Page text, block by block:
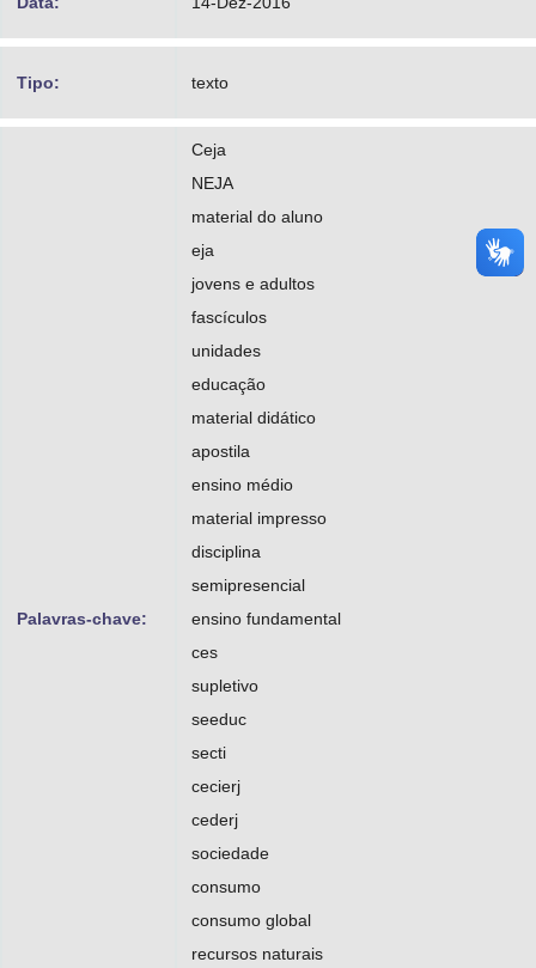
Tipo: texto
Palavras-chave:
Ceja
NEJA
material do aluno
eja
jovens e adultos
fascículos
unidades
educação
material didático
apostila
ensino médio
material impresso
disciplina
semipresencial
ensino fundamental
ces
supletivo
seeduc
secti
cecierj
cederj
sociedade
consumo
consumo global
recursos naturais